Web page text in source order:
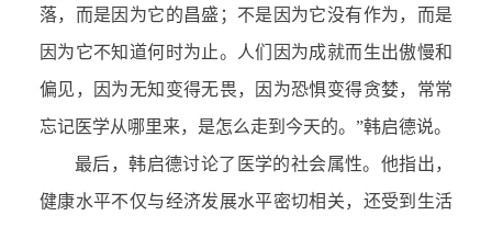
落，而是因为它的昌盛；不是因为它没有作为，而是
因为它不知道何时为止。人们因为成就而生出傲慢和
偏见，因为无知变得无畏，因为恐惧变得贪婪，常常
忘记医学从哪里来，是怎么走到今天的。”韩启德说。
最后，韩启德讨论了医学的社会属性。他指出，
健康水平不仅与经济发展水平密切相关，还受到生活